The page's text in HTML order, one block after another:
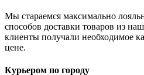
Мы стараемся максимально
способов доставки товаров из
клиенты получали необходимое
цене.
Курьером по городу